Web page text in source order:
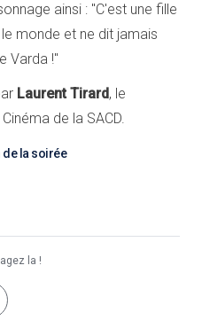
ainsi : "C'est une fille
monde et ne dit jamais
Varda !"
Laurent Tirard, le
de la SACD.
de la soirée
la !